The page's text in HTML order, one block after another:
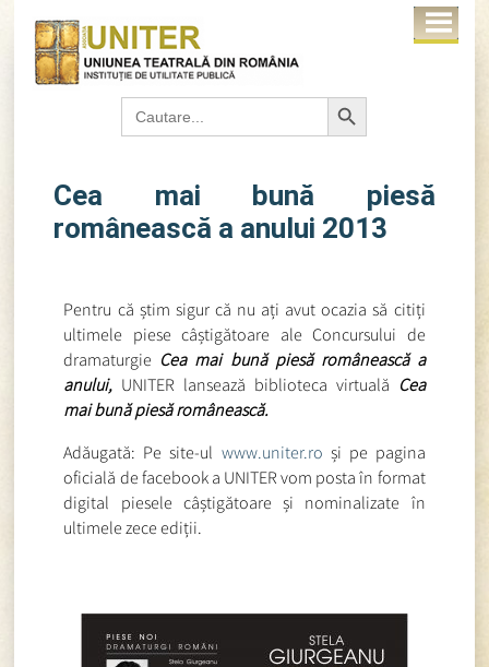
Search
for:
Search Button
Cea mai bună piesă
românească a anului 2013
Pentru că știm sigur că nu ați avut ocazia să citiți
ultimele piese câștigătoare ale Concursului de
dramaturgie Cea mai bună piesă românească a
anului, UNITER lansează biblioteca virtuală Cea
mai bună piesă românească.
Adăugată: Pe site-ul www.uniter.ro și pe pagina
oficială de facebook a UNITER vom posta în format
digital piesele câștigătoare și nominalizate în
ultimele zece ediții.